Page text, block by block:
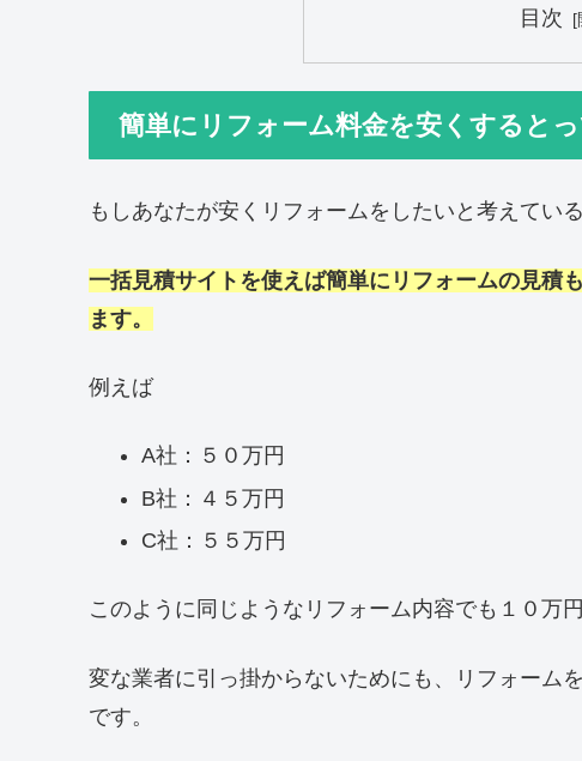
目次
簡単にリフォーム料金を安くすると
もしあなたが安くリフォームをしたいと考えてい
一括見積サイトを使えば簡単にリフォームの見積
ます。
例えば
A社：５０万円
B社：４５万円
C社：５５万円
このように同じようなリフォーム内容でも１０万
変な業者に引っ掛からないためにも、リフォーム
です。